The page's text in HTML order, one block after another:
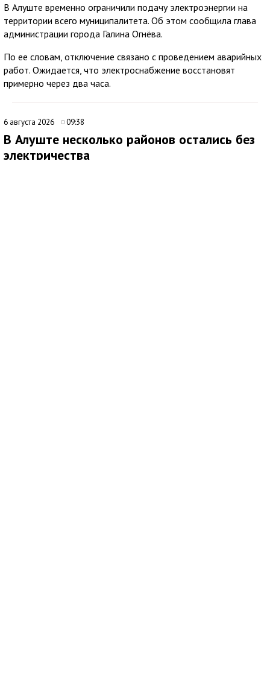
В Алуште временно ограничили подачу электроэнергии на
территории всего муниципалитета. Об этом сообщила глава
администрации города Галина Огнёва.
По ее словам, отключение связано с проведением аварийных
работ. Ожидается, что электроснабжение восстановят
примерно через два часа.
6 августа 2026 09:38
В Алуште несколько районов остались без
электричества